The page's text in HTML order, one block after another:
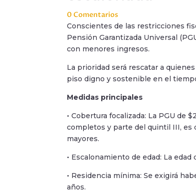
0 Comentarios
Conscientes de las restricciones
Pensión Garantizada Universal
con menores ingresos.
La prioridad será rescatar a
piso digno y sostenible en el
Medidas principales
• Cobertura focalizada: La PGU de
completos y parte del quintil III, es
mayores.
• Escalonamiento de edad: La
• Residencia mínima: Se exigirá
años.